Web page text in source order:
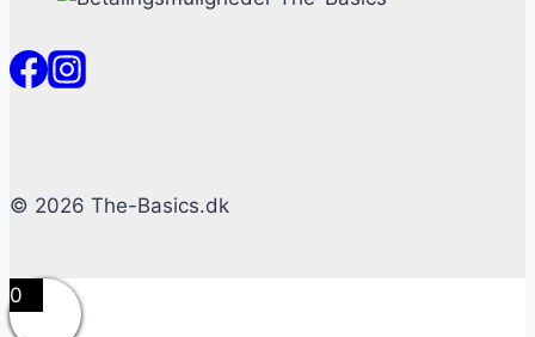
© 2026 The-Basics.dk
0